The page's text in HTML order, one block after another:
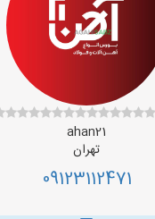
ahan21
تهران
09123112471